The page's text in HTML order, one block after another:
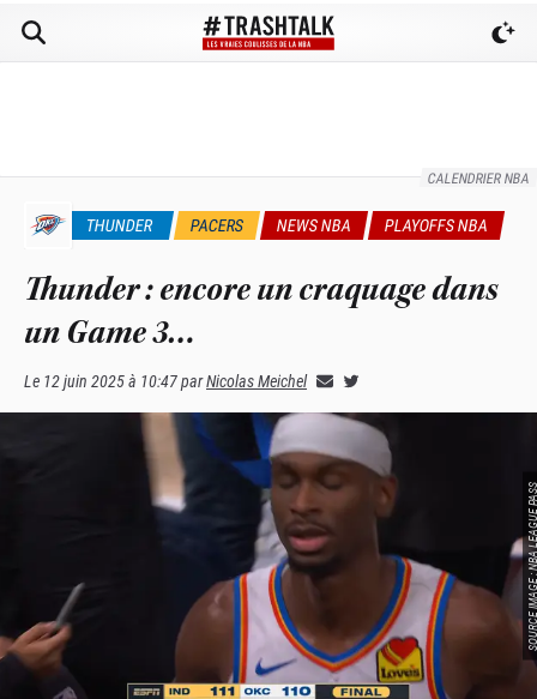
CALENDRIER NBA
THUNDER PACERS NEWS NBA PLAYOFFS NBA
Thunder : encore un craquage dans
un Game 3…
Le 12 juin 2025 à 10:47parNicolas Meichel
SOURCE